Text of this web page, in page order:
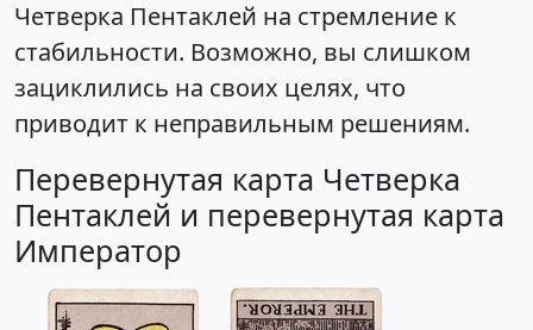
Четверка Пентаклей на стремление к
стабильности. Возможно, вы слишком
зациклились на своих целях, что
приводит к неправильным решениям.
Перевернутая карта Четверка
Пентаклей и перевернутая карта
Император